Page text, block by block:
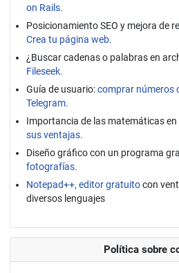
on Rails.
Posicionamiento SEO y mejora de
Crea tu página web.
¿Buscar cadenas o palabras en
Fileseek.
Guía de usuario:comprar números
Telegram.
Importancia de las matemáticas
sus ventajas.
Diseño gráfico con un programa
fotografías.
Notepad++, editor gratuitocon
diversos lenguajes
Política sobre